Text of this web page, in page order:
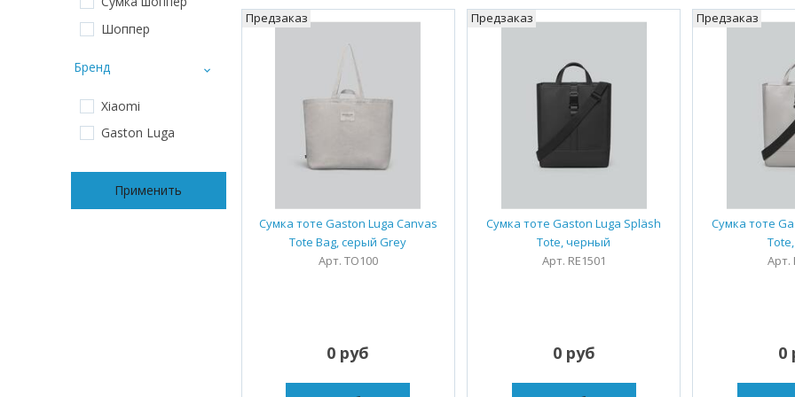
Сумка тоте Gaston Luga Canvas
Tote Bag, серый Grey
Арт. TO100
Предзаказ
0 руб
Сумка тоте Gaston Luga Spläsh
Tote, черный
Арт. RE1501
Предзаказ
0 руб
Сумка тоте
Арт.
Предзаказ
0
Шоппер
Бренд
Xiaomi
Gaston Luga
Применить